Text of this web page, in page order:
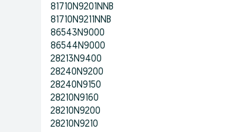
81710N9201NNB
81710N9211NNB
86543N9000
86544N9000
28213N9400
28240N9200
28240N9150
28210N9160
28210N9200
28210N9210